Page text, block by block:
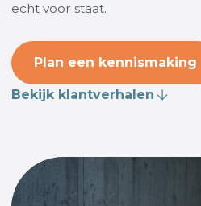
echt voor staat.
Plan een kennismaking
Bekijk klantverhalen